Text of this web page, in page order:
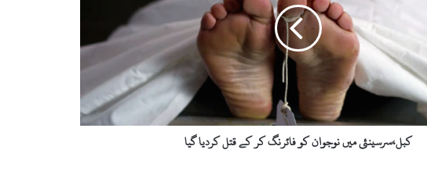
کبل،سرسینئی میں نوجوان کو فائرنگ کر کے قتل کردیا گیا